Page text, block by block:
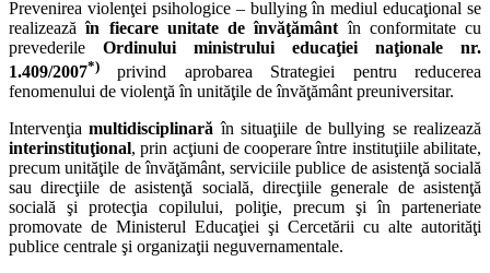
Prevenirea violenţei psihologice – bullying în mediul educaţional se
realizeazăîn fiecare unitate de învăţământ în conformitate cu
prevederile Ordinului ministrului educaţiei naţionale nr.
1.409/2007*) privind aprobarea Strategiei pentru reducerea
fenomenului de violenţă în unităţile de învăţământ preuniversitar.
Intervenţiamultidisciplinară în situaţiile de bullying se realizează
interinstituţional, prin acţiuni de cooperare între instituţiile abilitate,
precum unităţile de învăţământ, serviciile publice de asistenţă socială
sau direcţiile de asistenţă socială, direcţiile generale de asistenţă
socială şi protecţia copilului, poliţie, precum şi în parteneriate
promovate de Ministerul Educaţiei şi Cercetării cu alte autorităţi
publice centrale şi organizaţii neguvernamentale.